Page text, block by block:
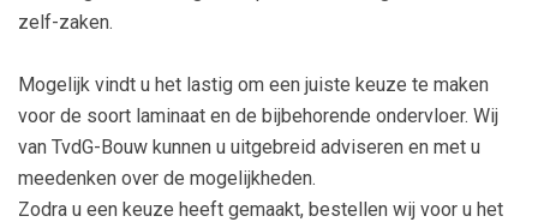
zelf-zaken.
Mogelijk vindt u het lastig om een juiste keuze te maken
voor de soort laminaat en de bijbehorende ondervloer. Wij
van TvdG-Bouw kunnen u uitgebreid adviseren en met u
meedenken over de mogelijkheden.
Zodra u een keuze heeft gemaakt, bestellen wij voor u het